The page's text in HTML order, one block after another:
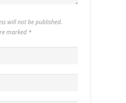
will not be published.
marked *